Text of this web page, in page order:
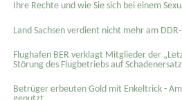
Ihre Rechte und wie Sie sich bei einem
Land Sachsen verdient nicht mehr am
Flughafen BER verklagt Mitglieder der
Störung des Flugbetriebs auf Schadenersatz
Betrüger erbeuten Gold mit Enkeltrick -